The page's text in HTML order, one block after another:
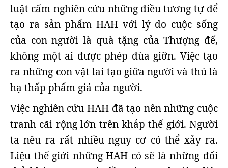
luật cấm nghiên cứu những điều tương tự để
tạo ra sản phẩm HAH với lý do cuộc sống
của con người là quà tặng của Thượng đế,
không một ai được phép đùa giỡn. Việc tạo
ra những con vật lai tạo giữa người và thú là
hạ thấp phẩm giá của người.
Việc nghiên cứu HAH đã tạo nên những cuộc
tranh cãi rộng lớn trên khắp thế giới. Người
ta nêu ra rất nhiều nguy cơ có thể xảy ra.
Liệu thế giới những HAH có sẽ là những đối